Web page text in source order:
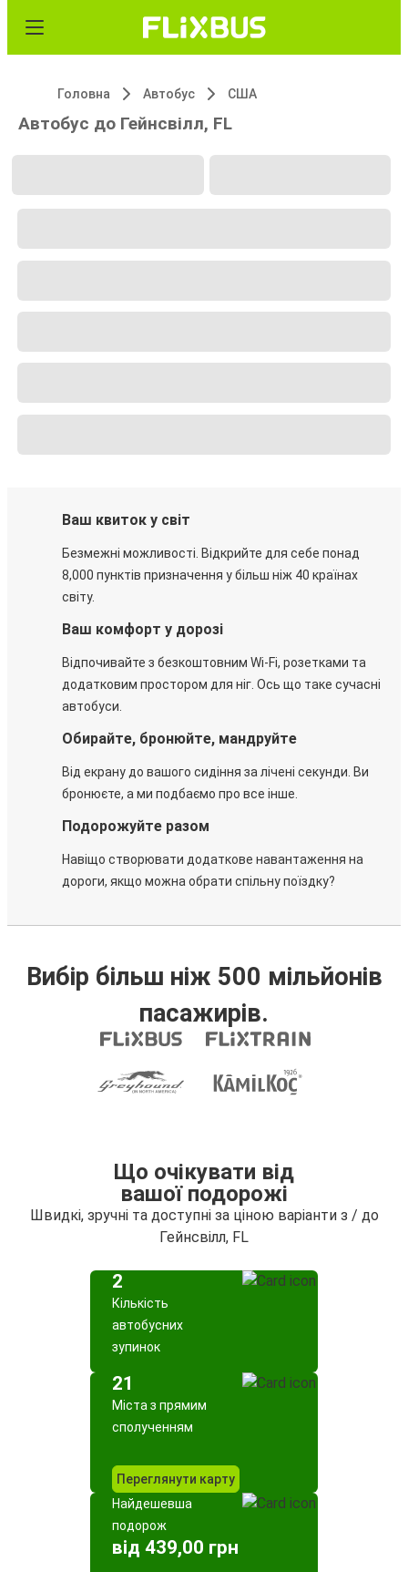
Головна Автобус США
Автобус до Гейнсвілл, FL
Ваш квиток у світ
Безмежні можливості. Відкрийте для себе понад
8,000 пунктів призначення у більш ніж 40 країнах
світу.
Ваш комфорт у дорозі
Відпочивайте з безкоштовним Wi-Fi, розетками та
додатковим простором для ніг. Ось що таке сучасні
автобуси.
Обирайте, бронюйте, мандруйте
Від екрану до вашого сидіння за лічені секунди. Ви
бронюєте, а ми подбаємо про все інше.
Подорожуйте разом
Навіщо створювати додаткове навантаження на
дороги, якщо можна обрати спільну поїздку?
Вибір більш ніж 500 мільйонів
пасажирів.
Що очікувати від
вашої подорожі
Швидкі, зручні та доступні за ціною варіанти з / до
Гейнсвілл, FL
2
Кількість
автобусних
зупинок
21
Міста з прямим
сполученням
Переглянути карту
Найдешевша
подорож
від 439,00 грн